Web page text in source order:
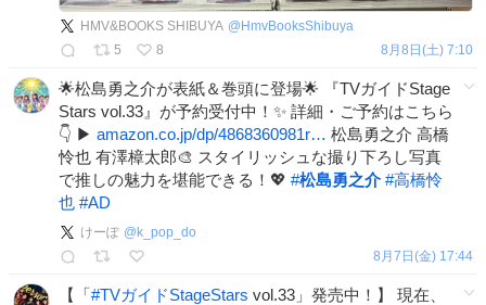
HMV&BOOKS SHIBUYA @ HmvBooksShibuya
5
8 8月8日(土) 7:10
🌟松島勇之介が表紙＆巻頭に登場🌟 『TVガイドStage
Stars vol.33』が予約受付中！✨ 詳細・ご予約はこちら
👇 ▶ amazon.co.jp/dp/4868360981r… 松島勇之介 高橋
怜也 有澤樟太郎🎨 スタイリッシュな撮り下ろし写真
で推しの魅力を堪能できる！💖 #松島勇之介 #高橋怜
也 #AD
けーぽ @ k_pop_do
8月7日(金) 17:44
【「#TVガイドStageStars vol.33」発売中！】 現在、